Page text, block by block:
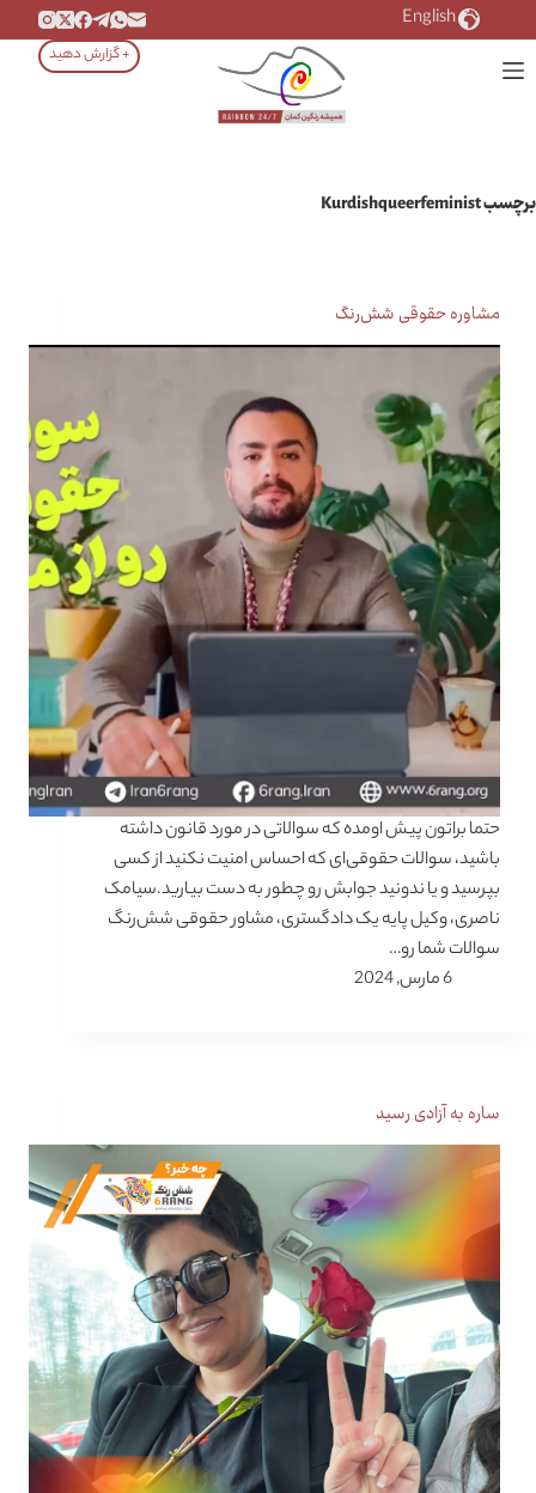
به
محتوا
English
+ گزارش دهید
برچسبKurdishqueerfeminist
مشاوره حقوقی شش‌رنگ
حتما براتون پیش اومده که سوالاتی در مورد قانون داشته
باشید، سوالات حقوقی‌ای که احساس امنیت نکنید از کسی
بپرسید و یا ندونید جوابش رو چطور به دست بیارید.سیامک
ناصری، وکیل پایه یک دادگستری، مشاور حقوقی شش‌رنگ
سوالات شما رو…
6 مارس, 2024
ساره به آزادی رسید